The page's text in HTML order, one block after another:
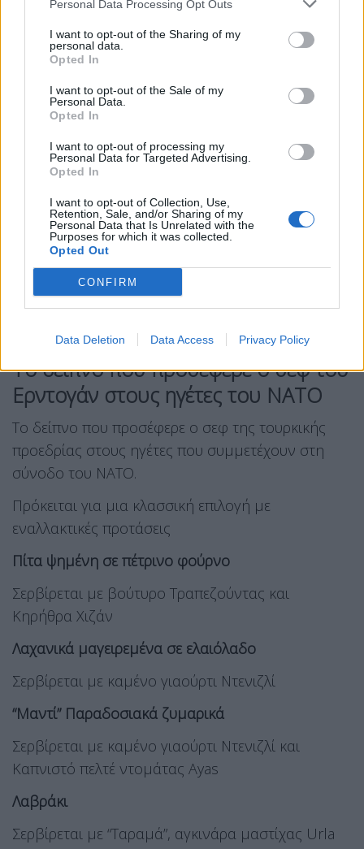
Personal Data Processing Opt Outs
I want to opt-out of the Sharing of my
personal data.
Opted In
I want to opt-out of the Sale of my
Personal Data.
Opted In
I want to opt-out of processing my
Personal Data for Targeted Advertising.
Opted In
I want to opt-out of Collection, Use,
Retention, Sale, and/or Sharing of my
Personal Data that Is Unrelated with the
Purposes for which it was collected.
Opted Out
CONFIRM
Data Deletion Data Access Privacy Policy
και Βολοντίμιρ Ζελένσκι είναι μερικοί από τους
ηγέτες που υποδέχτηκε θερμά ο Ερντογάν.
Το δείπνο που προσέφερε ο σεφ του
Ερντογάν στους ηγέτες του ΝΑΤΟ
Το δείπνο που προσέφερε ο σεφ της τουρκικής
προεδρίας στους ηγέτες που συμμετέχουν στη
σύνοδο του ΝΑΤΟ.
Πρόκειται για μια κλασσική επιλογή με
εναλλακτικές προτάσεις
Πίτα ψημένη σε πέτρινο φούρνο
Σερβίρεται με βούτυρο Τραπεζούντας και
Κηρήθρα Χιζάν
Λαχανικά μαγειρεμένα σε ελαιόλαδο
Σερβίρεται με καμένο γιαούρτι Ντενιζλί
“Μαντί” Παραδοσιακά ζυμαρικά
Σερβίρεται με καμένο γιαούρτι Ντενιζλί και
Καπνιστό πελτέ ντομάτας Ayas
Λαβράκι
Σερβίρεται με “Ταραμά”, αγκινάρα μαστίχας Urla